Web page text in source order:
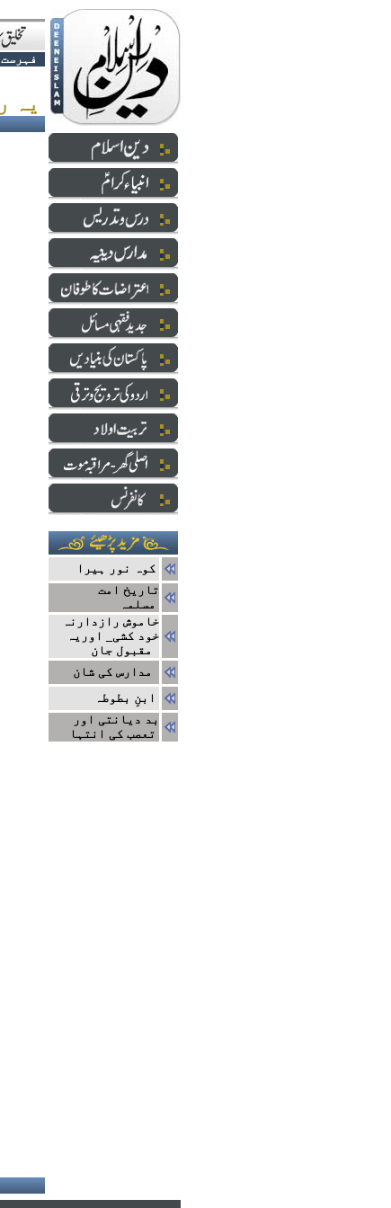
فہرست
کوہ نور ہیرا
تاریخ امت
مسلمہ
خاموش رازدارنہ
خود کشی_ اوریہ
ابنِ بطوطہ
بد دیانتی اور
تعصب کی انتہا